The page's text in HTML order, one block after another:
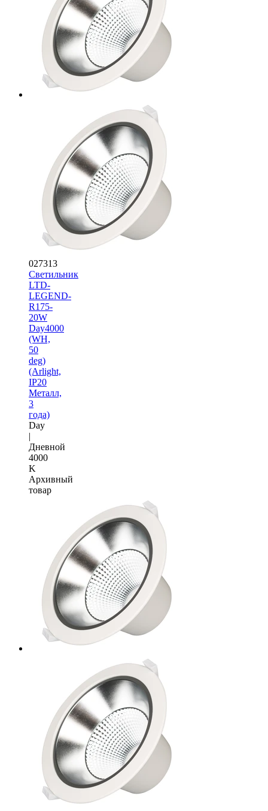
027313
Светильник
LTD-
LEGEND-
R175-
20W
Day4000
(WH,
50
deg)
(Arlight,
IP20
Металл,
3
года)
Day
|
Дневной
4000
K
Архивный
товар